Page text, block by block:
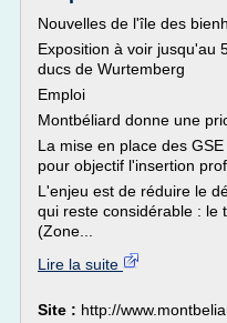
Nouvelles de l'île des
Exposition à voir jusqu'au
ducs de Wurtemberg
Emploi
Montbéliard donne une
La mise en place des
pour objectif l'insertion
L'enjeu est de réduire le
qui reste considérable : le
(Zone...
Lire la suite
Site : http://